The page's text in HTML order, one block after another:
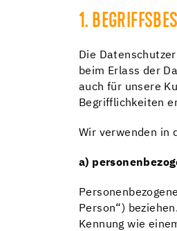
1.
Die
beim Erlass der
auch für unsere
Begrifflichkeiten
Wir verwenden in
a)
Person“)
Kennung wie